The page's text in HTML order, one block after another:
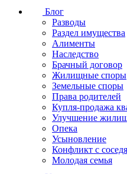
Блог
Разводы
Раздел имущества
Алименты
Наследство
Брачный договор
Жилищные споры
Земельные споры
Права родителей
Купля-продажа
Улучшение
Опека
Усыновление
Конфликт с
Молодая семья